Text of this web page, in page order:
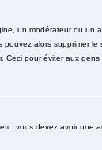
un modérateur ou un
alors supprimer
pour éviter aux
vous devez avoir